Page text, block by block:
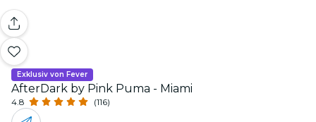
Exklusiv von Fever
AfterDark by Pink Puma - Miami
4.8 (116)